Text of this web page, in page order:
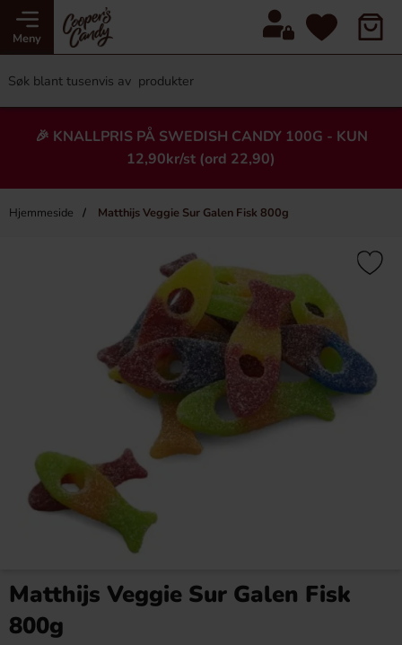
Meny
🎉 KNALLPRIS PÅ SWEDISH CANDY 100G - KUN
12,90kr/st (ord 22,90)
Hjemmeside Matthijs Veggie Sur Galen Fisk 800g
Heading
×
Banana 80g(BF:2026-07-18)
29.90 kr 7.90 kr
Matthijs Veggie Sur Galen Fisk
800g